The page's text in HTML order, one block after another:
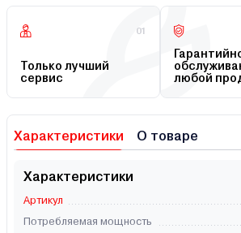
01
Только лучший
сервис
любой
Характеристики О товаре
Характеристики
Артикул
Потребляемая мощность